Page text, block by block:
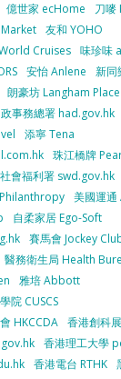
億世家 ecHome
刀嘜
友和 YOHO
Cruises 味珍味
安怡 Anlene
新同
朗豪坊 Langham Place
事務總署 had.gov.hk
添寧 Tena
珠江橋牌
社會福利署 swd.gov.hk
美國運
自柔家居 Ego-Soft
賽馬會 Jockey
醫務衛生局 Health
雅培 Abbott
院 CUSCS
HKCCDA 香港創科
香港理工大學
香港電台 RTHK